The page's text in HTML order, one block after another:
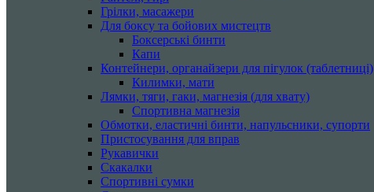
Грілки, масажери
Для боксу та бойових мистецтв
Боксерські бинти
Капи
Контейнери, органайзери для пігулок (таблетниці)
Килимки, мати
Лямки, тяги, гаки, магнезія (для хвату)
Спортивна магнезія
Обмотки, еластичні бинти, напульсники, супорти
Пристосування для вправ
Рукавички
Скакалки
Спортивні сумки